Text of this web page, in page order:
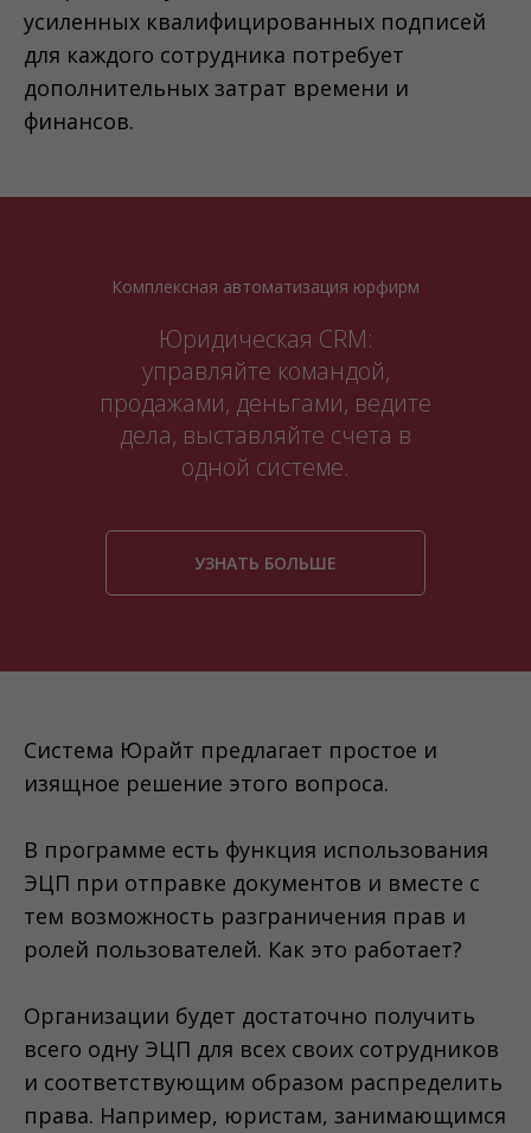
усиленных квалифицированных подписей
для каждого сотрудника потребует
дополнительных затрат времени и
финансов.
УЗНАТЬ БОЛЬШЕ
Юридическая CRM:
управляйте командой,
продажами, деньгами, ведите
дела, выставляйте счета в
одной системе.
Комплексная автоматизация юрфирм
Система Юрайт предлагает простое и
изящное решение этого вопроса.
В программе есть функция использования
ЭЦП при отправке документов и вместе с
тем возможность разграничения прав и
ролей пользователей. Как это работает?
Организации будет достаточно получить
всего одну ЭЦП для всех своих сотрудников
и соответствующим образом распределить
права. Например, юристам, занимающимся